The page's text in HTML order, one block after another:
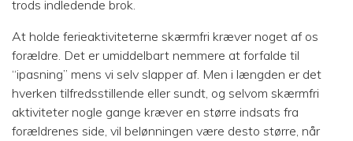
trods indledende brok.
At holde ferieaktiviteterne skærmfri kræver noget af os
forældre. Det er umiddelbart nemmere at forfalde til
“ipasning” mens vi selv slapper af. Men i længden er det
hverken tilfredsstillende eller sundt, og selvom skærmfri
aktiviteter nogle gange kræver en større indsats fra
forældrenes side, vil belønningen være desto større, når